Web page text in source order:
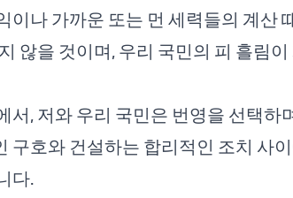
이나 가까운 또는 먼 세력들의 계산
않을 것이며, 우리 국민의 피 흘림
서, 저와 우리 국민은 번영을 선택하
구호와 건설하는 합리적인 조치 사
다.